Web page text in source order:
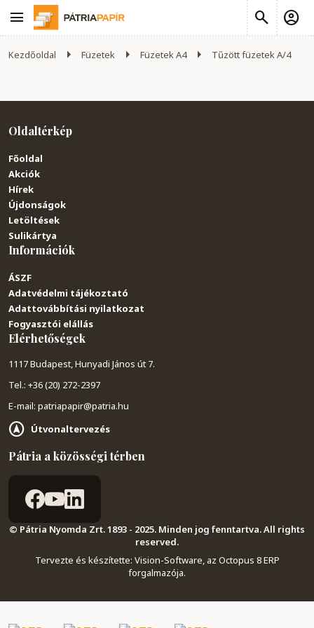
Kezdőoldal Füzetek Füzetek A4 Tűzött füzetek A/4
Oldaltérkép
Főoldal
Akciók
Hírek
Újdonságok
Letöltések
Sulikártya
Információk
ÁSZF
Adatvédelmi tájékoztató
Adattovábbítási nyilatkozat
Fogyasztói elállás
Elérhetőségek
1117 Budapest, Hunyadi János út 7.
Tel.: +36 (20) 272-2397
E-mail: patriapapir@patria.hu
Útvonaltervezés
Pátria a közösségi térben
© Pátria Nyomda Zrt. 1893 - 2025. Minden jog fenntartva. All rights
reserved.
Tervezte és készítette: Vision-Software, az Octopus 8 ERP
forgalmazója.